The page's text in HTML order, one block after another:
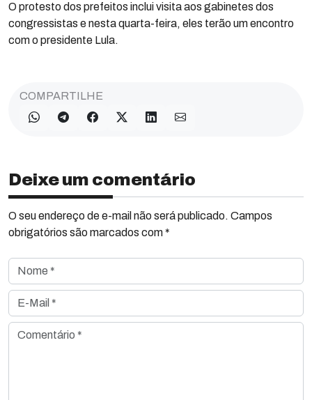
O protesto dos prefeitos inclui visita aos gabinetes dos
congressistas e nesta quarta-feira, eles terão um encontro
com o presidente Lula.
COMPARTILHE
Deixe um comentário
O seu endereço de e-mail não será publicado. Campos
obrigatórios são marcados com *
Nome *
E-Mail *
Comentário *